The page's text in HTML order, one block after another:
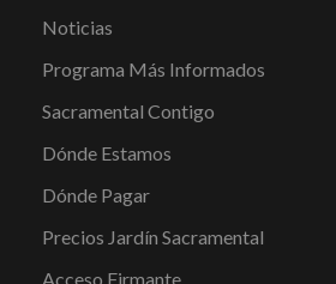
Noticias
Programa Más Informados
Sacramental Contigo
Dónde Estamos
Dónde Pagar
Precios Jardín Sacramental
Acceso Firmante